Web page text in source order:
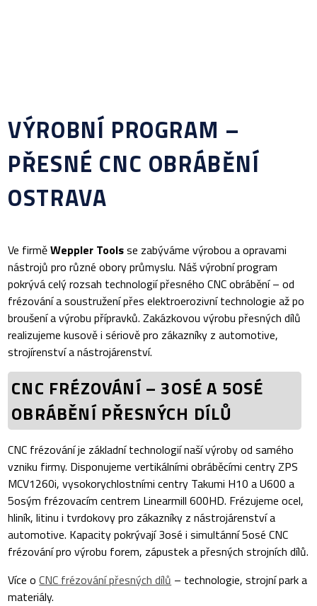
VÝROBNÍ PROGRAM –
PŘESNÉ CNC OBRÁBĚNÍ
OSTRAVA
Ve firměWeppler Toolsse zabýváme výrobou a opravami
nástrojů pro různé obory průmyslu. Náš výrobní program
pokrývá celý rozsah technologií přesného CNC obrábění – od
frézování a soustružení přes elektroerozivní technologie až po
broušení a výrobu přípravků. Zakázkovou výrobu přesných dílů
realizujeme kusově i sériově pro zákazníky z automotive,
strojírenství a nástrojárenství.
CNC FRÉZOVÁNÍ – 3OSÉ A 5OSÉ
OBRÁBĚNÍ PŘESNÝCH DÍLŮ
CNC frézování je základní technologií naší výroby od samého
vzniku firmy. Disponujeme vertikálními obráběcími centry ZPS
MCV1260i, vysokorychlostními centry Takumi H10 a U600 a
5osým frézovacím centrem Linearmill 600HD. Frézujeme ocel,
hliník, litinu i tvrdokovy pro zákazníky z nástrojárenství a
automotive. Kapacity pokrývají 3osé i simultánní 5osé CNC
frézování pro výrobu forem, zápustek a přesných strojních dílů.
Více oCNC frézování přesných dílů – technologie, strojní park a
materiály.